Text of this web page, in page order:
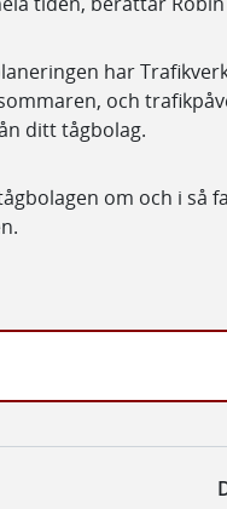
har
och
ditt tågbolag.
om och i så